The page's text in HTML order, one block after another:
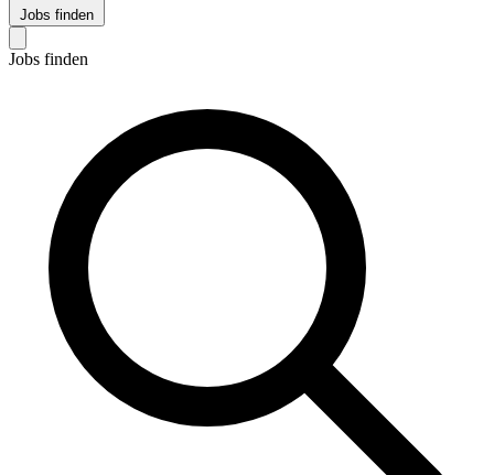
Jobs finden
Jobs finden